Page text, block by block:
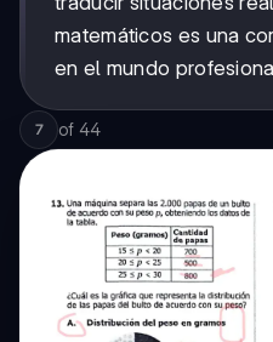
matemáticos es una
en el mundo
7 of 44